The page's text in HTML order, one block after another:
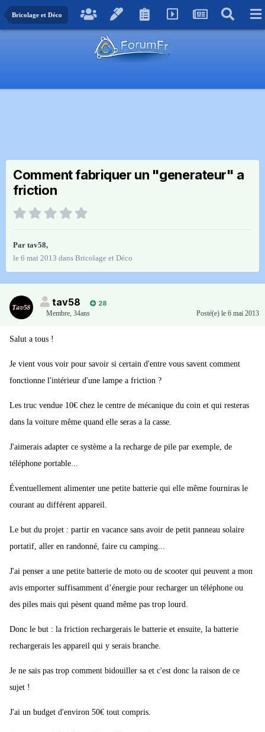
Bricolage et Déco
Comment fabriquer un "generateur" a
friction
Par tav58,
le 6 mai 2013 dans Bricolage et Déco
tav58
28
Membre, 34ans Posté(e) le 6 mai 2013
Salut a tous !
Je vient vous voir pour savoir si certain d'entre vous savent comment
fonctionne l'intérieur d'une lampe a friction ?
Les truc vendue 10€ chez le centre de mécanique du coin et qui resteras
dans la voiture même quand elle seras a la casse.
J'aimerais adapter ce système a la recharge de pile par exemple, de
téléphone portable...
Éventuellement alimenter une petite batterie qui elle même fourniras le
courant au différent appareil.
Le but du projet : partir en vacance sans avoir de petit panneau solaire
portatif, aller en randonné, faire cu camping...
J'ai penser a une petite batterie de moto ou de scooter qui peuvent a mon
avis emporter suffisamment d’énergie pour recharger un téléphone ou
des piles mais qui pèsent quand même pas trop lourd.
Donc le but : la friction rechargerais le batterie et ensuite, la batterie
rechargerais les appareil qui y serais branche.
Je ne sais pas trop comment bidouiller sa et c'est donc la raison de ce
sujet !
J'ai un budget d'environ 50€ tout compris.